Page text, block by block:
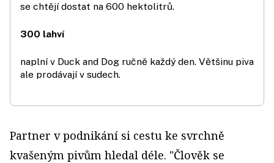
se chtějí dostat na 600 hektolitrů.
300 lahví
naplní v Duck and Dog ručně každý den. Většinu piva
ale prodávají v sudech.
Partner v podnikání si cestu ke svrchně
kvašeným pivům hledal déle. "Člověk se